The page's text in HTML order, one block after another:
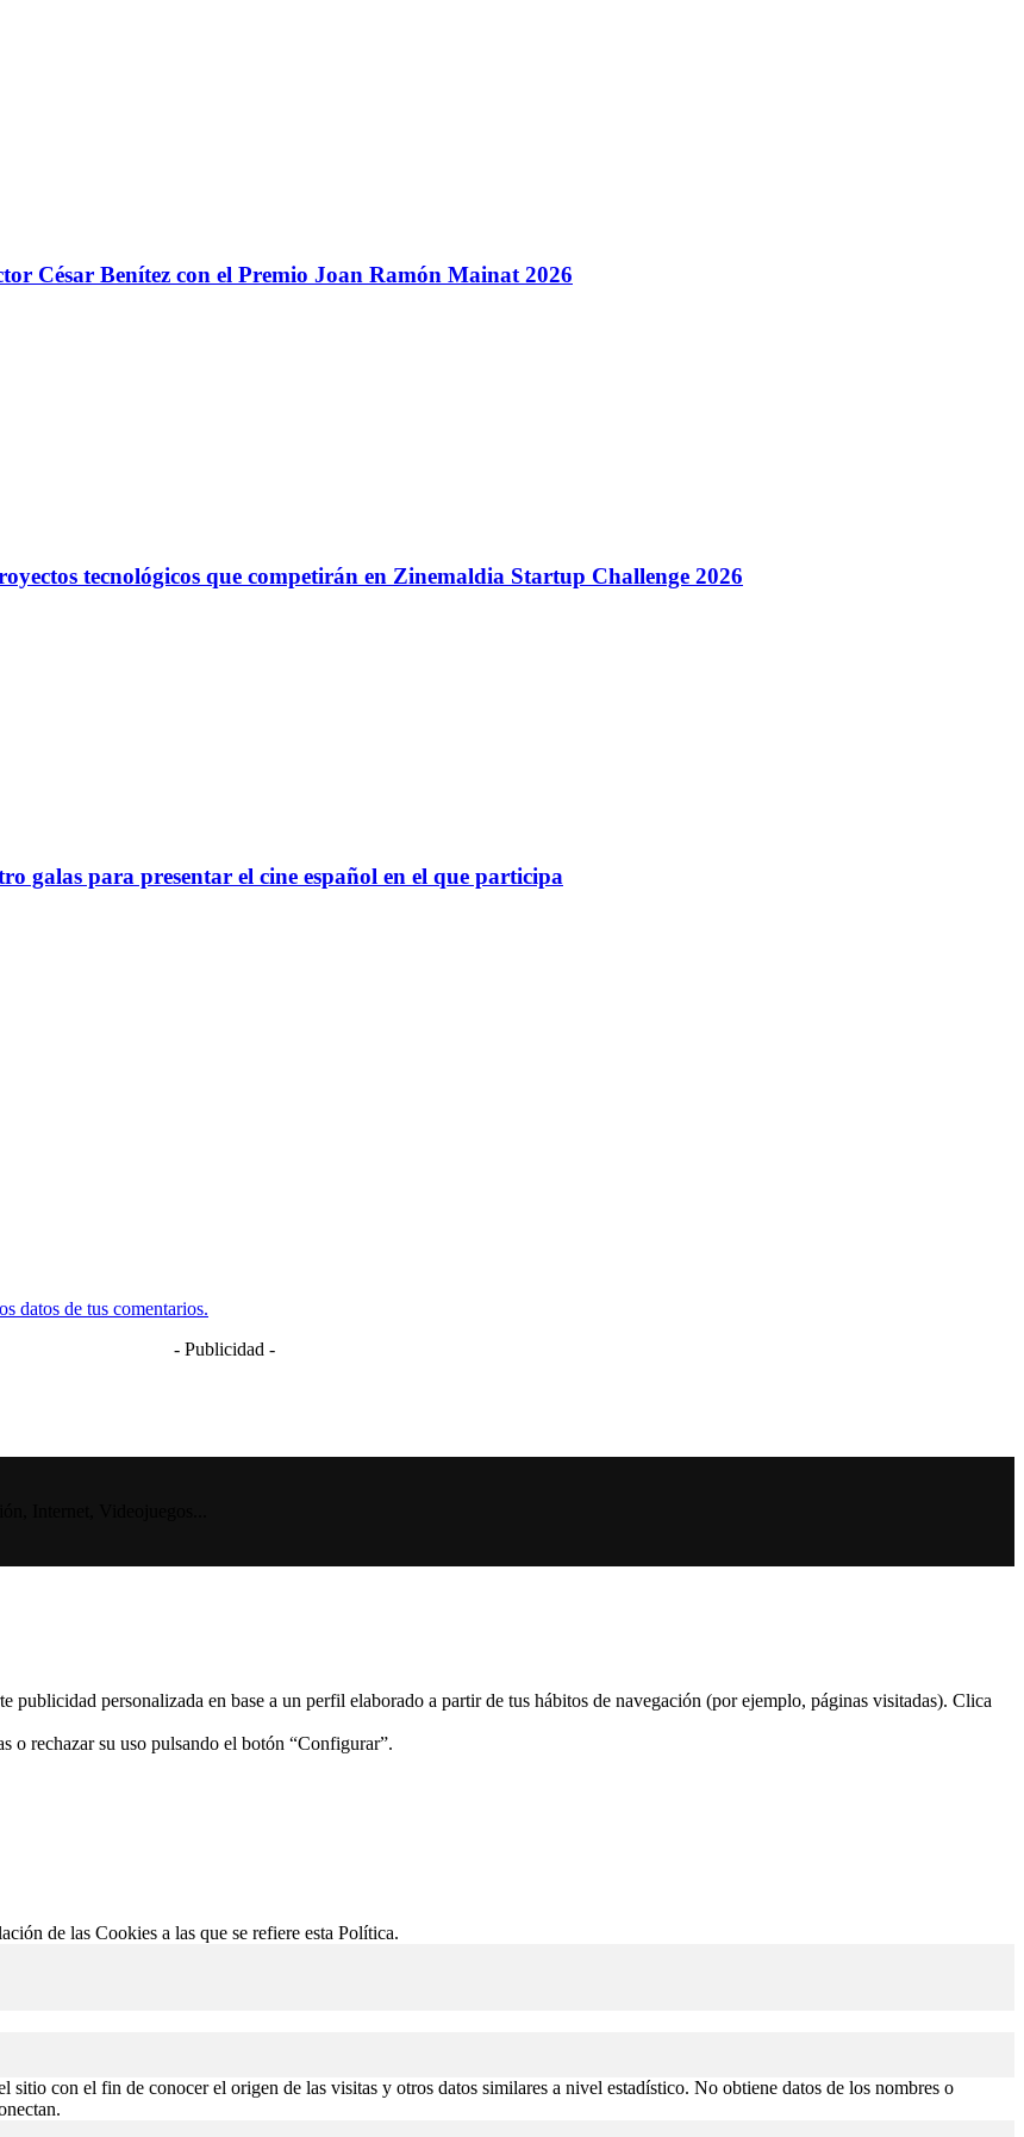
César Benítez con el Premio Joan Ramón Mainat 2026
tecnológicos que competirán en Zinemaldia Startup Challenge 2026
galas para presentar el cine español en el que participa
datos de tus comentarios.
- Publicidad -
personalizada en base a un perfil elaborado a partir de tus hábitos de navegación (por ejemplo, páginas visitadas). Clica
o rechazar su uso pulsando el botón “Configurar”.
de las Cookies a las que se refiere esta Política.
con el fin de conocer el origen de las visitas y otros datos similares a nivel estadístico. No obtiene datos de los nombres o